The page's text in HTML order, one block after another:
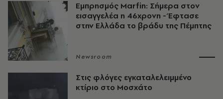
Εμπρησμός Marfin: Σήμερα στον
εισαγγελέα η 46χρονη - Έφτασε
στην Ελλάδα το βράδυ της Πέμπτης
Newsroom
Στις φλόγες εγκαταλελειμμένο
κτίριο στο Μοσχάτο